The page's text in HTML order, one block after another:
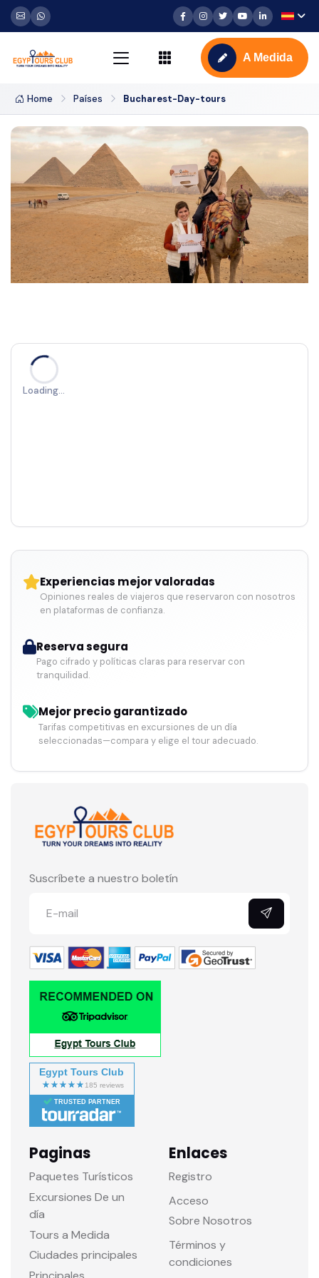
A Medida
Home Países Bucharest-Day-tours
Loading…
Experiencias mejor valoradas
Opiniones reales de viajeros que reservaron con nosotros
en plataformas de confianza.
Reserva segura
Pago cifrado y políticas claras para reservar con
tranquilidad.
Mejor precio garantizado
Tarifas competitivas en excursiones de un día
seleccionadas—compara y elige el tour adecuado.
Suscríbete a nuestro boletín
Egypt Tours Club
TRUSTED PARTNER
Paginas
Paquetes Turísticos
Excursiones De un
día
Tours a Medida
Ciudades principales
Enlaces
Registro
Acceso
Sobre Nosotros
Términos y
condiciones